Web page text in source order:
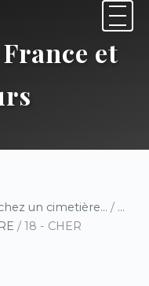
et
un cimetière... / ...
/ 18 - CHER